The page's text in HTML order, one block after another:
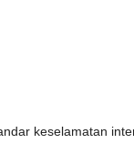
keselamatan